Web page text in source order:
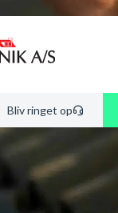
Bliv ringet op